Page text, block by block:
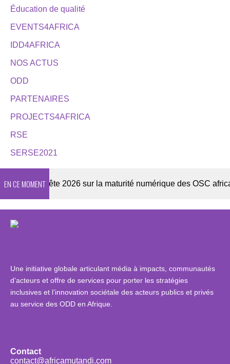
Éducation de qualité
EVENTS4AFRICA
IDD4AFRICA
NOS ACTUS
ODD
PARTENAIRES
PROJECTS4AFRICA
RSE
SERSE2021
EN CE MOMENT
Enquête 2026 sur la maturité numérique des OSC africaines
Une initiative globale articulant média à impacts, communautés
d’acteurs et offre de services pour porter les stratégies
inclusives et l’innovation sociétale des acteurs publics et privés
au service des ODD en Afrique.
Contact
contact@africamutandi.com